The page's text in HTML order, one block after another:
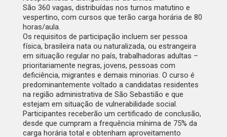
São 360 vagas, distribuídas nos turnos matutino e
vespertino, com cursos que terão carga horária de 80
horas/aula.
Os requisitos de participação incluem ser pessoa
física, brasileira nata ou naturalizada, ou estrangeira
em situação regular no país, trabalhadoras adultas –
prioritariamente negras, jovens, pessoas com
deficiência, migrantes e demais minorias. O curso é
predominantemente voltado a candidatas residentes
na região administrativa de São Sebastião e que
estejam em situação de vulnerabilidade social.
Participantes receberão um certificado de conclusão,
desde que cumpram a frequência mínima de 75% da
carga horária total e obtenham aproveitamento